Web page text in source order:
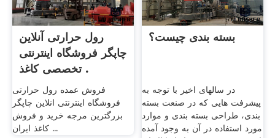
رول حرارتی آنلاین
چاپگر فروشگاه اینترنتی
تخصصی کاغذ .
فروش عمده رول حرارتی
فروشگاه اینترنتی انلاین چاپگر
بزرگترین مرجه خرید و فروش
کاغذ ایران ...
بسته بندی چیست؟
در سالهای اخیر با توجه به
پیشرفت هایی که در صنعت بسته
بندی، طراحی بسته بندی و موارد
مورد استفاده در آن به وجود آمده